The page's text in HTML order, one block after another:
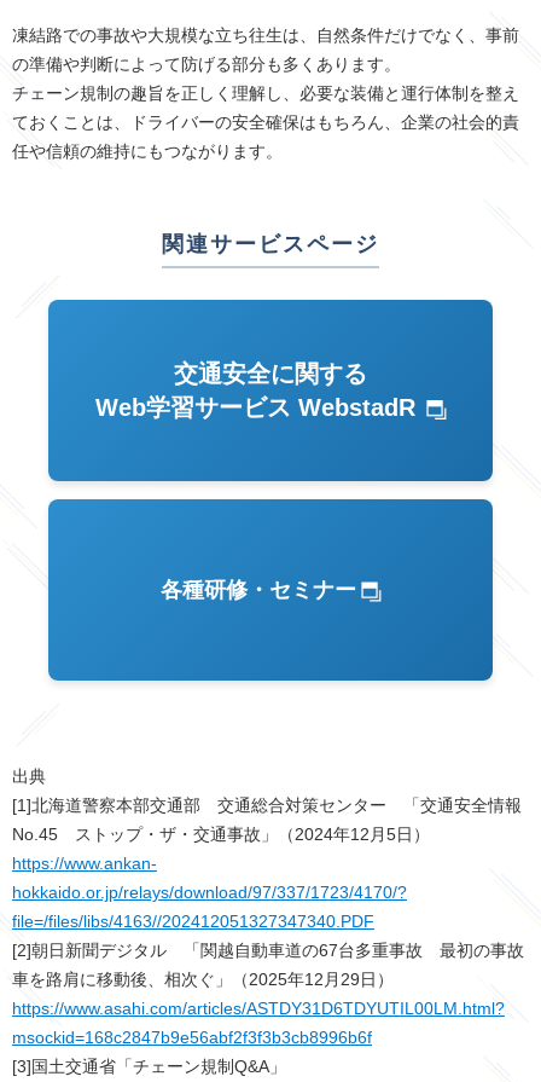
凍結路での事故や大規模な立ち往生は、自然条件だけでなく、事前
の準備や判断によって防げる部分も多くあります。
チェーン規制の趣旨を正しく理解し、必要な装備と運行体制を整え
ておくことは、ドライバーの安全確保はもちろん、企業の社会的責
任や信頼の維持にもつながります。
関連サービスページ
交通安全に関する
Web学習サービス WebstadR
各種研修・セミナー
出典
[1]北海道警察本部交通部 交通総合対策センター 「交通安全情報
No.45 ストップ・ザ・交通事故」（2024年12月5日）
https://www.ankan-
hokkaido.or.jp/relays/download/97/337/1723/4170/?
file=/files/libs/4163//202412051327347340.PDF
[2]朝日新聞デジタル 「関越自動車道の67台多重事故 最初の事故
車を路肩に移動後、相次ぐ」（2025年12月29日）
https://www.asahi.com/articles/ASTDY31D6TDYUTIL00LM.html?
msockid=168c2847b9e56abf2f3f3b3cb8996b6f
[3]国土交通省「チェーン規制Q&A」